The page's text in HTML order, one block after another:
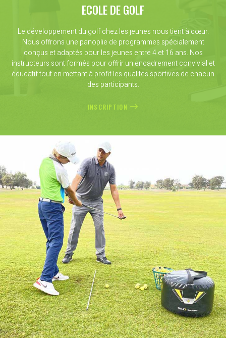
ECOLE DE GOLF
Le développement du golf chez les jeunes nous tient à cœur.
Nous offrons une panoplie de programmes spécialement
conçus et adaptés pour les jeunes entre 4 et 16 ans. Nos
instructeurs sont formés pour offrir un encadrement convivial et
éducatif tout en mettant à profit les qualités sportives de chacun
des participants.
INSCRIPTION